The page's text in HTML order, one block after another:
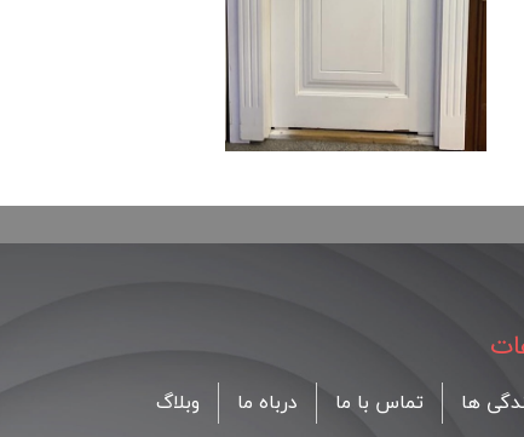
ها تماس با ما درباه ما وبلاگ